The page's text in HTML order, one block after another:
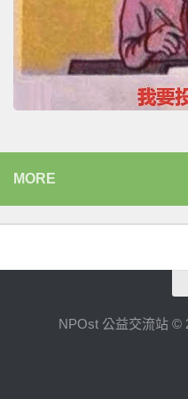
MORE
NPOst 公益交流站 ©